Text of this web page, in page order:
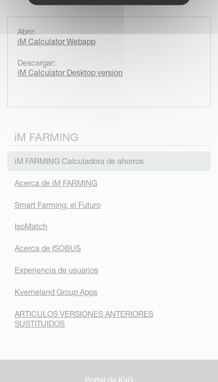
Abrir:
iM Calculator Webapp
Descargar:
iM Calculator Desktop version
iM FARMING
iM FARMING Calculadora de ahorros
Acerca de iM FARMING
Smart Farming: el Futuro
IsoMatch
Acerca de ISOBUS
Experiencia de usuarios
Kverneland Group Apps
ARTICULOS VERSIONES ANTERIORES
SUSTITUIDOS